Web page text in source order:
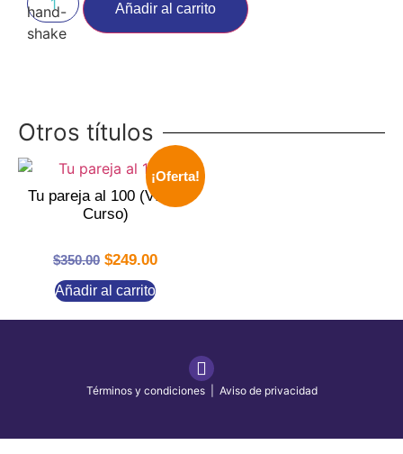
Añadir al carrito
Otros títulos
¡Oferta!
Tu pareja al 100 (Vídeo
Curso)
$350.00 $249.00
Añadir al carrito
Términos y condiciones| Aviso de privacidad